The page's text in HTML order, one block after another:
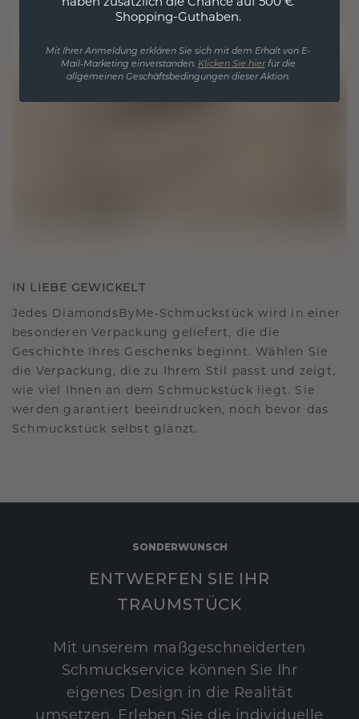
IN LIEBE GEWICKELT
Jedes DiamondsByMe-Schmuckstück wird in einer
besonderen Verpackung geliefert, die die
Geschichte Ihres Geschenks beginnt. Wählen Sie
die Verpackung, die zu Ihrem Stil passt und zeigt,
wie viel Ihnen an dem Schmuckstück liegt. Sie
werden garantiert beeindrucken, noch bevor das
Schmuckstück selbst glänzt.
SONDERWUNSCH
ENTWERFEN SIE IHR
TRAUMSTÜCK
Mit unserem maßgeschneiderten
Schmuckservice können Sie Ihr
eigenes Design in die Realität
umsetzen. Erleben Sie die individuelle
Shopping-Guthaben.
Mit Ihrer Anmeldung erklären Sie sich mit dem Erhalt von E-
Mail-Marketing einverstanden. Klicken Sie hierfür die
allgemeinen Geschäftsbedingungen dieser Aktion.